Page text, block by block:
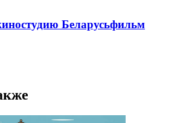
Беларусьфильм